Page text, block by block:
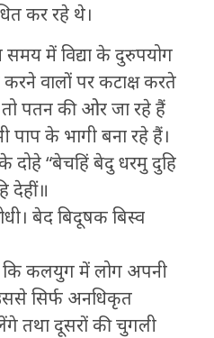
कर रहे थे।
समय में विद्या के दुरुपयोग
करने वालों पर कटाक्ष करते
पतन की ओर जा रहे हैं
पाप के भागी बना रहे हैं।
दोहे “बेचहिं बेदु धरमु दुहि
देहीं॥
बेद बिदूषक बिस्व
कि कलयुग में लोग अपनी
सिर्फ अनधिकृत
तथा दूसरों की चुगली